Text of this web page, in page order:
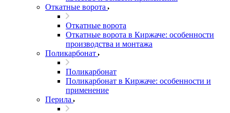
Откатные ворота
Откатные ворота
Откатные ворота в Киржаче: особенности
производства и монтажа
Поликарбонат
Поликарбонат
Поликарбонат в Киржаче: особенности и
применение
Перила